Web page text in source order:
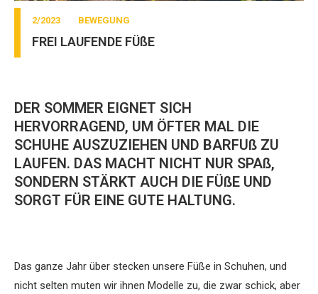
2/2023 BEWEGUNG
FREI LAUFENDE FÜßE
DER SOMMER EIGNET SICH
HERVORRAGEND, UM ÖFTER MAL DIE
SCHUHE AUSZUZIEHEN UND BARFUß ZU
LAUFEN. DAS MACHT NICHT NUR SPAß,
SONDERN STÄRKT AUCH DIE FÜßE UND
SORGT FÜR EINE GUTE HALTUNG.
Das ganze Jahr über stecken unsere Füße in Schuhen, und
nicht selten muten wir ihnen Modelle zu, die zwar schick, aber